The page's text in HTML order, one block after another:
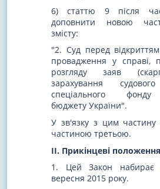
6) статтю 9 після
доповнити новою
змісту:
"2. Суд перед
провадження у справі,
розгляду заяв
зарахування
спеціального
бюджету України".
У зв'язку з цим частину
частиною третьою.
II. Прикінцеві положення
1. Цей Закон набирає
вересня 2015 року.